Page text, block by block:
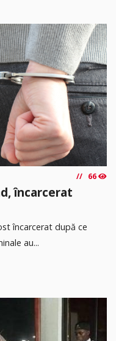
66
încarcerat
încarcerat după ce
au...